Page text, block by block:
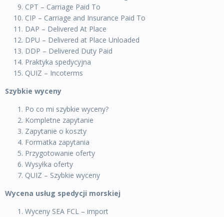
CPT – Carriage Paid To
CIP – Carriage and Insurance Paid To
DAP – Delivered At Place
DPU – Delivered at Place Unloaded
DDP – Delivered Duty Paid
Praktyka spedycyjna
QUIZ – Incoterms
Szybkie wyceny
Po co mi szybkie wyceny?
Kompletne zapytanie
Zapytanie o koszty
Formatka zapytania
Przygotowanie oferty
Wysyłka oferty
QUIZ – Szybkie wyceny
Wycena usług spedycji morskiej
Wyceny SEA FCL – import